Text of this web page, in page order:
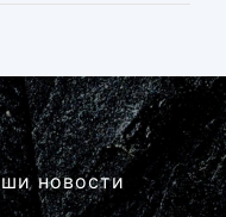
новости